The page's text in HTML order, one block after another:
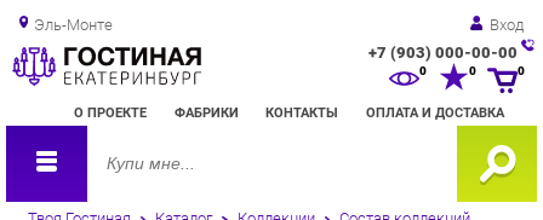
Эль-Монте Вход
+7 (903) 000-00-00
О ПРОЕКТЕ ФАБРИКИ КОНТАКТЫ ОПЛАТА И ДОСТАВКА
0 0
Твоя Гостиная Каталог Коллекции Состав коллекций